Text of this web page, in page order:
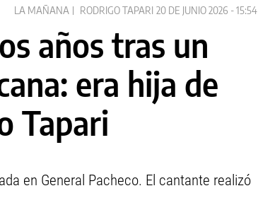
LA MAÑANA RODRIGO TAPARI 20 DE JUNIO 2026 - 15:54
años tras un
era hija de
Tapari
en General Pacheco. El cantante realizó